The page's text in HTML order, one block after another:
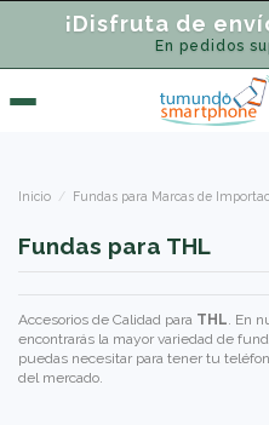
¡Disfruta de
En pedidos
Inicio Fundas para Marcas de
Fundas para THL
Accesorios de Calidad para THL. En
encontrarás la mayor variedad de
puedas necesitar para tener tu
del mercado.